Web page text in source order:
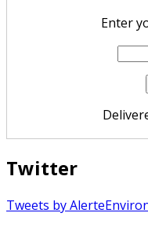
Enter
Twitter
Tweets by